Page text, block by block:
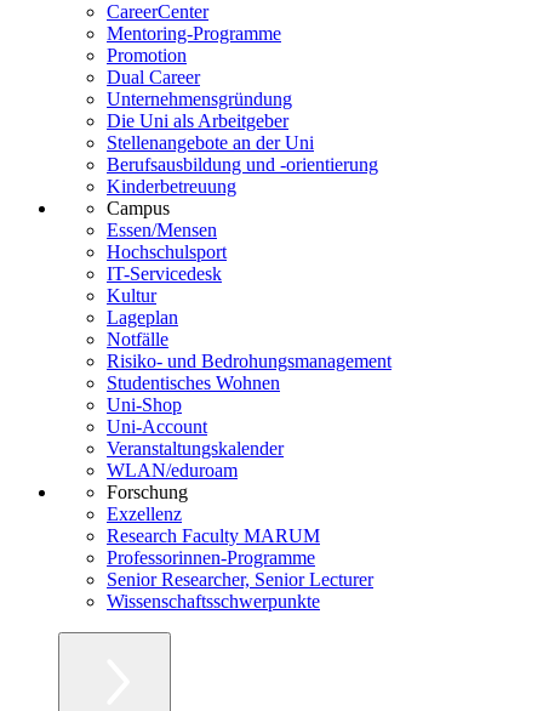
CareerCenter
Mentoring-Programme
Promotion
Dual Career
Unternehmensgründung
Die Uni als Arbeitgeber
Stellenangebote an der Uni
Berufsausbildung und -orientierung
Kinderbetreuung
Campus
Essen/Mensen
Hochschulsport
IT-Servicedesk
Kultur
Lageplan
Notfälle
Risiko- und Bedrohungsmanagement
Studentisches Wohnen
Uni-Shop
Uni-Account
Veranstaltungskalender
WLAN/eduroam
Forschung
Exzellenz
Research Faculty MARUM
Professorinnen-Programme
Senior Researcher, Senior Lecturer
Wissenschaftsschwerpunkte